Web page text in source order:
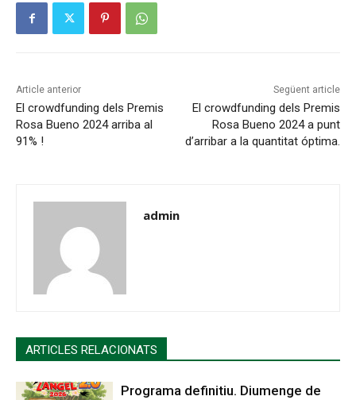
Article anterior
El crowdfunding dels Premis
Rosa Bueno 2024 arriba al
91% !
Següent article
El crowdfunding dels Premis
Rosa Bueno 2024 a punt
d’arribar a la quantitat óptima.
admin
ARTICLES RELACIONATS
Programa definitiu. Diumenge de